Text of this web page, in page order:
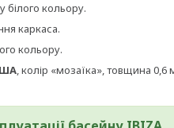
білого кольору.
каркаса.
кольору.
, колір «мозаїка», товщина 0,6